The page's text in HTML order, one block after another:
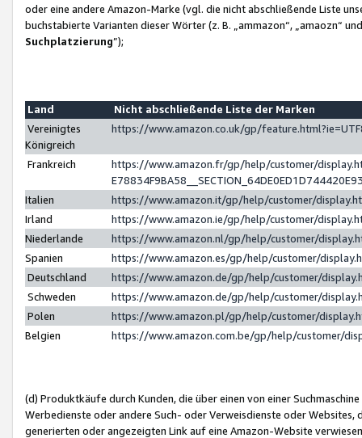
oder eine andere Amazon-Marke (vgl. die nicht abschließende Liste
buchstabierte Varianten dieser Wörter (z. B. „ammazon“, „amaozn“
Suchplatzierung”);
Land
Nicht abschließende Liste der Marken
Vereinigtes
Königreich
https://www.amazon.co.uk/gp/
Frankreich
https://www.amazon.fr/gp/help/customer/
Italien
https://www.amazon.it/gp/help/customer/
Irland
https://www.amazon.ie/gp/help/customer/
Niederlande
https://www.amazon.nl/gp/help/customer/
Spanien
https://www.amazon.es/gp/help/customer/
Deutschland
https://www.amazon.de/gp/help/customer/
Schweden
https://www.amazon.de/gp/help/customer/
Polen
https://www.amazon.pl/gp/help/customer/
Belgien
https://www.amazon.com.be/gp/help/customer/
(d) Produktkäufe durch Kunden, die über einen von einer
Werbedienste oder andere Such- oder Verweisdienste oder Websites,
generierten oder angezeigten Link auf eine Amazon-Website